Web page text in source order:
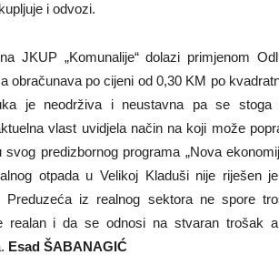
i odvozi.
JKUP „Komunalije“ dolazi primjenom
obračunava po cijeni od 0,30 KM po
je neodrživa i neustavna pa se stoga
vlast uvidjela način na koji može
predizbornog programa „Nova
otpada u Velikoj Kladuši nije riješen
Preduzeća iz realnog sektora ne spore
realan i da se odnosi na stvaran trošak
Esad ŠABANAGIĆ